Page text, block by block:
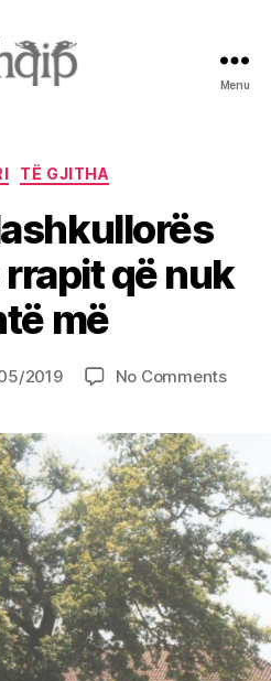
Menu
Categories
TË GJITHA
që nuk
më
2019 No Commentson
e
rrapit
që
nuk
është
më